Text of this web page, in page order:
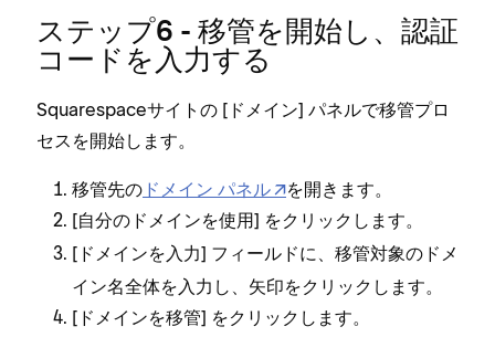
ステ⁠ップ6 - 移管を開始し⁠、認証
コ⁠ードを入力する
Squarespaceサイトの [⁠ドメイン⁠] パネルで移管プロ
セスを開始します⁠。
移管先の ドメイン パネル
を開きます⁠。
[⁠自分のドメインを使用⁠] をクリ⁠ックします⁠。
[⁠ ドメインを入力⁠] フ⁠ィ⁠ールドに⁠、移管対象のドメ
イン名全体を入力し⁠、矢印をクリ⁠ックします⁠。
[⁠ ドメインを移管⁠] をクリ⁠ックします⁠。